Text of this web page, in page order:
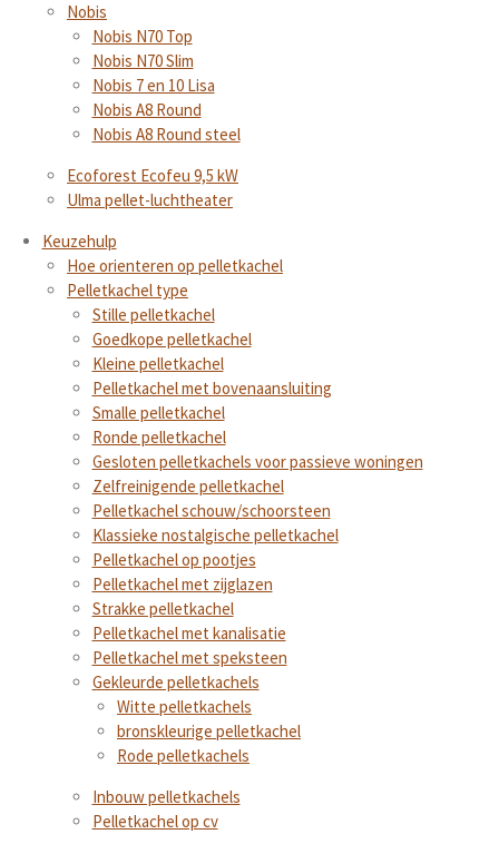
Nobis
Nobis N70 Top
Nobis N70 Slim
Nobis 7 en 10 Lisa
Nobis A8 Round
Nobis A8 Round steel
Ecoforest Ecofeu 9,5 kW
Ulma pellet-luchtheater
Keuzehulp
Hoe orienteren op pelletkachel
Pelletkachel type
Stille pelletkachel
Goedkope pelletkachel
Kleine pelletkachel
Pelletkachel met bovenaansluiting
Smalle pelletkachel
Ronde pelletkachel
Gesloten pelletkachels voor passieve woningen
Zelfreinigende pelletkachel
Pelletkachel schouw/schoorsteen
Klassieke nostalgische pelletkachel
Pelletkachel op pootjes
Pelletkachel met zijglazen
Strakke pelletkachel
Pelletkachel met kanalisatie
Pelletkachel met speksteen
Gekleurde pelletkachels
Witte pelletkachels
bronskleurige pelletkachel
Rode pelletkachels
Inbouw pelletkachels
Pelletkachel op cv